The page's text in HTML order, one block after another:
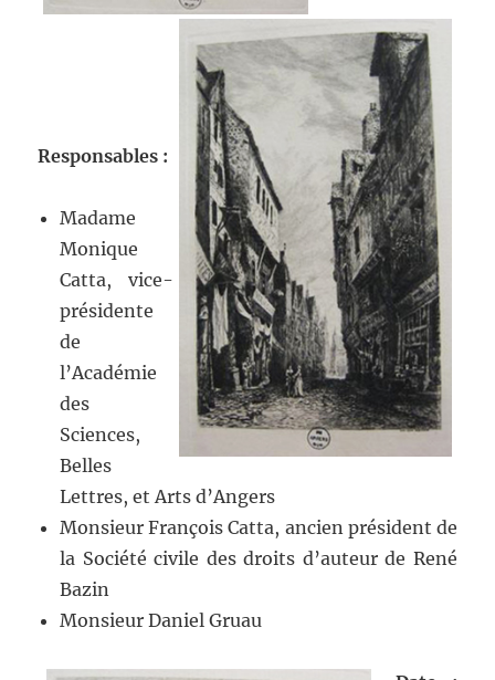
Responsables :
Madame
Monique
Catta, vice-
présidente
de
l’Académie
des
Sciences,
Belles
Lettres, et Arts d’Angers
Monsieur François Catta, ancien président de
la Société civile des droits d’auteur de René
Bazin
Monsieur Daniel Gruau